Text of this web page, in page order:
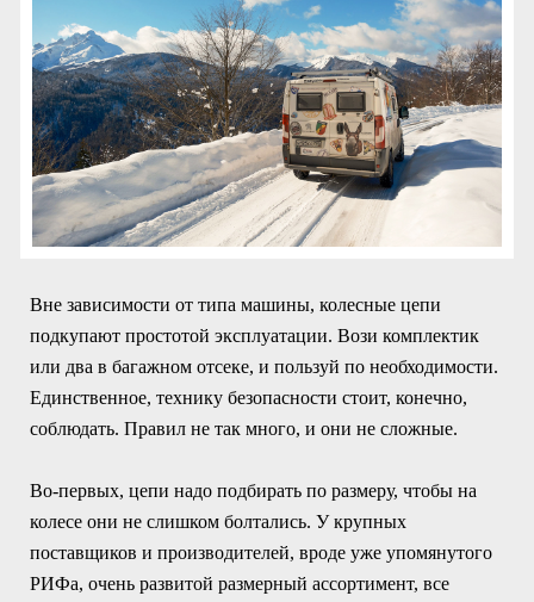
Вне зависимости от типа машины, колесные цепи
подкупают простотой эксплуатации. Вози комплектик
или два в багажном отсеке, и пользуй по необходимости.
Единственное, технику безопасности стоит, конечно,
соблюдать. Правил не так много, и они не сложные.
Во-первых, цепи надо подбирать по размеру, чтобы на
колесе они не слишком болтались. У крупных
поставщиков и производителей, вроде уже упомянутого
РИФа, очень развитой размерный ассортимент, все